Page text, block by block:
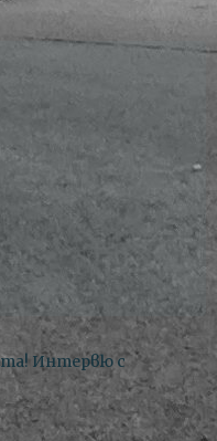
Интервю с